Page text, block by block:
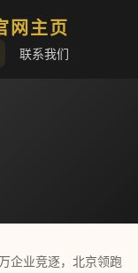
网主页
联系我们
企业竞逐，北京领跑